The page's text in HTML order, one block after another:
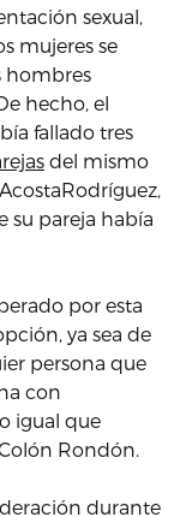
sexual,
mujeres se
hombres
hecho, el
fallado tres
s del mismo
su pareja había
por esta
ya sea de
persona que
con
igual que
Rondón.
durante